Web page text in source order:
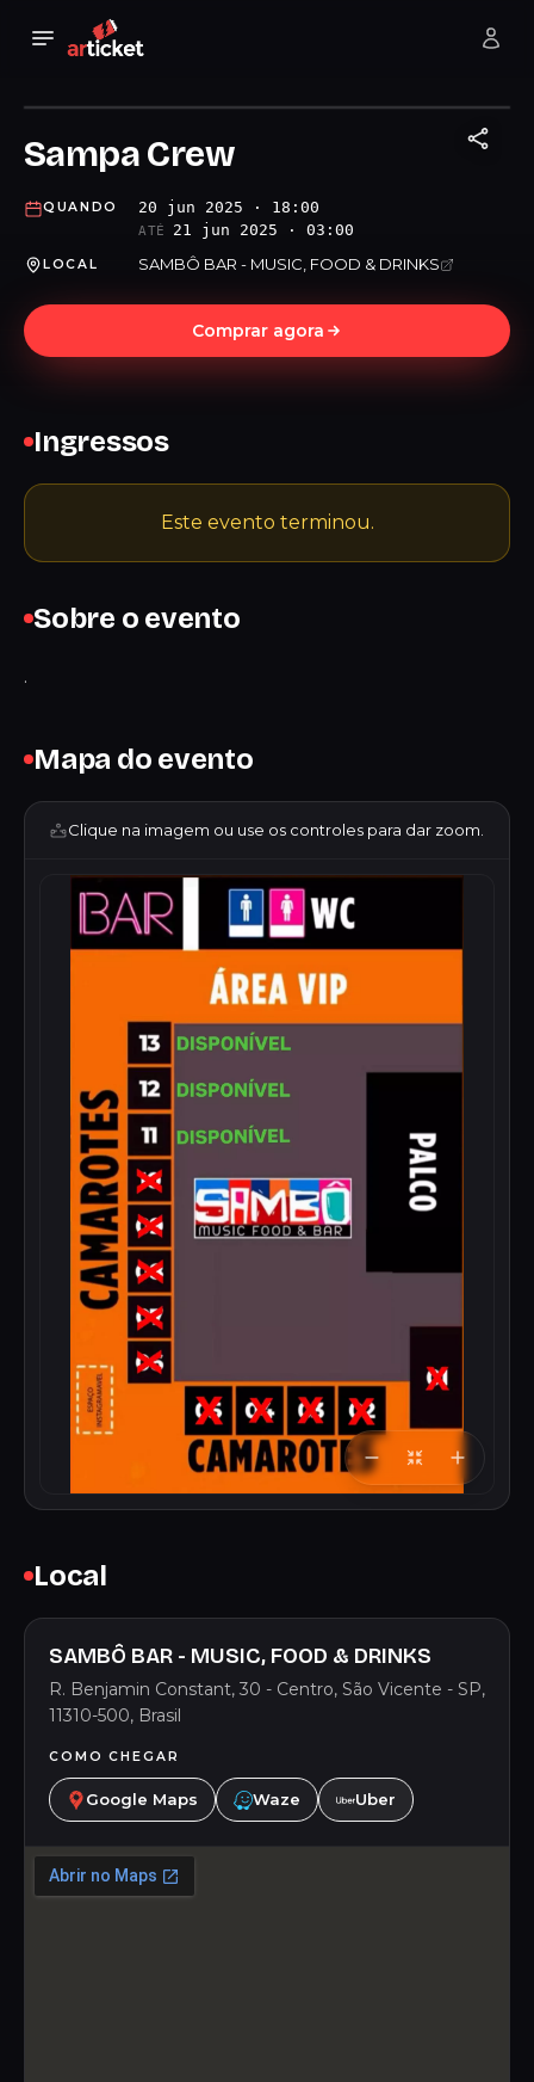
Sampa Crew
QUANDO 20 jun 2025 · 18:00
ATÉ 21 jun 2025 · 03:00
LOCAL SAMBÔ BAR - MUSIC, FOOD & DRINKS
Comprar agora
Sobre o evento
.
Mapa do evento
Clique na imagem ou use os controles para dar zoom.
Local
SAMBÔ BAR - MUSIC, FOOD & DRINKS
R. Benjamin Constant, 30 - Centro, São Vicente - SP,
11310-500, Brasil
COMO CHEGAR
Google Maps Waze Uber
Ingressos
Este evento terminou.